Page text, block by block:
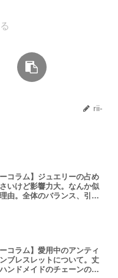
rii-
ーコラム】ジュエリーの占め
いけど影響力大。なんか似
由。全体のバランス、引き
ーコラム】愛用中のアンティ
ブレスレットについて。丈
ンドメイドのチェーンの魅